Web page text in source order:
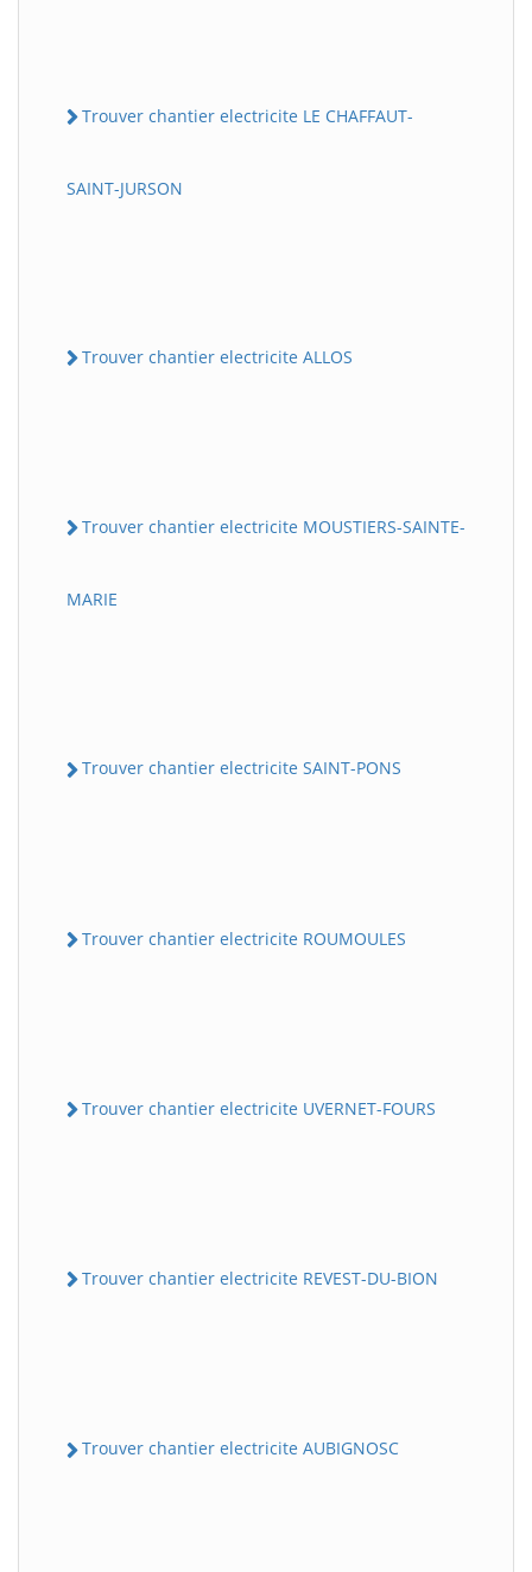
Trouver chantier electricite LE CHAFFAUT-
SAINT-JURSON
Trouver chantier electricite ALLOS
Trouver chantier electricite MOUSTIERS-SAINTE-
MARIE
Trouver chantier electricite SAINT-PONS
Trouver chantier electricite ROUMOULES
Trouver chantier electricite UVERNET-FOURS
Trouver chantier electricite REVEST-DU-BION
Trouver chantier electricite AUBIGNOSC